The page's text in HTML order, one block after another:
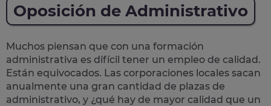
Oposición de Administrativo
Muchos piensan que con una formación
administrativa es difícil tener un empleo de calidad.
Están equivocados. Las corporaciones locales sacan
anualmente una gran cantidad de plazas de
administrativo, y ¿qué hay de mayor calidad que un